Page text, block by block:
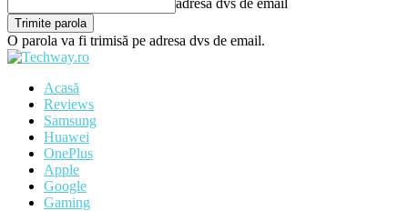
adresa dvs de email
O parola va fi trimisă pe adresa dvs de email.
Acasă
Reviews
Samsung
Huawei
OnePlus
Apple
Google
Gaming